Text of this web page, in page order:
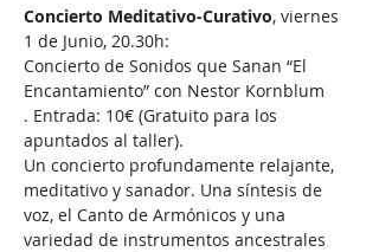
Concierto Meditativo-Curativo, viernes
1 de Junio, 20.30h:
Concierto de Sonidos que Sanan “El
Encantamiento” con Nestor Kornblum
. Entrada: 10€ (Gratuito para los
apuntados al taller).
Un concierto profundamente relajante,
meditativo y sanador. Una síntesis de
voz, el Canto de Armónicos y una
variedad de instrumentos ancestrales